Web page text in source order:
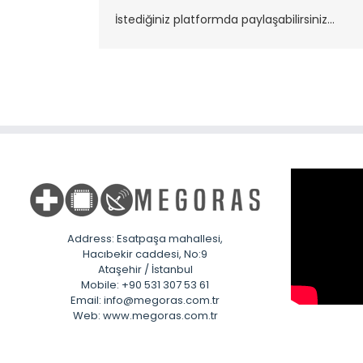
İstediğiniz platformda paylaşabilirsiniz...
Address: Esatpaşa mahallesi,
Hacıbekir caddesi, No:9
Ataşehir / İstanbul
Mobile: +90 531 307 53 61
Email: info@megoras.com.tr
Web: www.megoras.com.tr